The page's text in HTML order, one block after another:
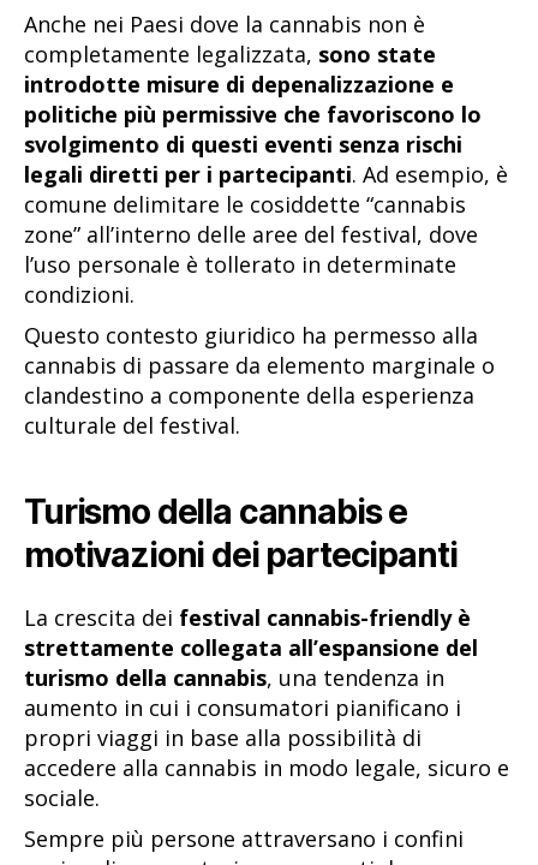
Anche nei Paesi dove la cannabis non è
completamente legalizzata, sono state
introdotte misure di depenalizzazione e
politiche più permissive che favoriscono lo
svolgimento di questi eventi senza rischi
legali diretti per i partecipanti. Ad esempio, è
comune delimitare le cosiddette “cannabis
zone” all’interno delle aree del festival, dove
l’uso personale è tollerato in determinate
condizioni.
Questo contesto giuridico ha permesso alla
cannabis di passare da elemento marginale o
clandestino a componente della esperienza
culturale del festival.
Turismo della cannabis e
motivazioni dei partecipanti
La crescita dei festival cannabis-friendly è
strettamente collegata all’espansione del
turismo della cannabis, una tendenza in
aumento in cui i consumatori pianificano i
propri viaggi in base alla possibilità di
accedere alla cannabis in modo legale, sicuro e
sociale.
Sempre più persone attraversano i confini